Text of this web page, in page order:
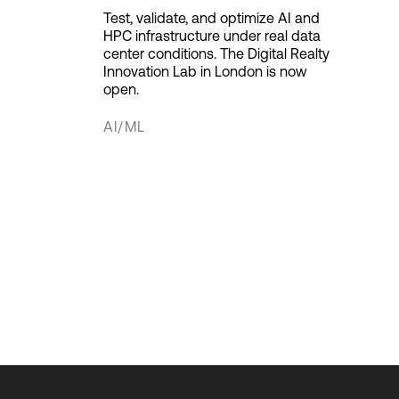
Test, validate, and optimize AI and
HPC infrastructure under real data
center conditions. The Digital Realty
Innovation Lab in London is now
open.
AI/ML